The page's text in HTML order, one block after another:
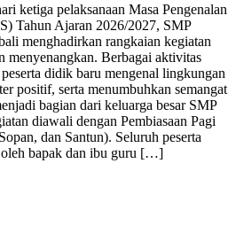
ketiga pelaksanaan Masa Pengenalan
Tahun Ajaran 2026/2027, SMP
menghadirkan rangkaian kegiatan
menyenangkan. Berbagai aktivitas
didik baru mengenal lingkungan
positif, serta menumbuhkan semangat
bagian dari keluarga besar SMP
diawali dengan Pembiasaan Pagi
dan Santun). Seluruh peserta
bapak dan ibu guru […]